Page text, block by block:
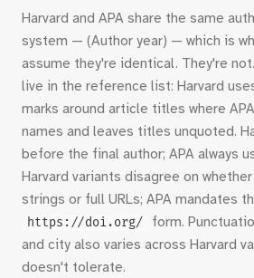
Harvard and APA share the same
system — (Author year) — which is
assume they're identical. They're
live in the reference list: Harvard
marks around article titles where
names and leaves titles unquoted.
before the final author; APA always
Harvard variants disagree on
strings or full URLs; APA mandates
https://doi.org/
form.
and city also varies across Harvard
doesn't tolerate.